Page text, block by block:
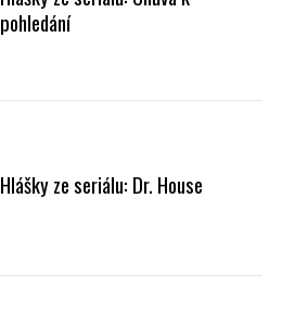
pohledání
Hlášky ze seriálu: Dr. House